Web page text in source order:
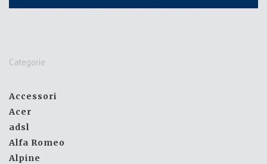
Categorie
Accessori
Acer
adsl
Alfa Romeo
Alpine